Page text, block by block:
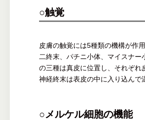
○触覚
皮膚の触覚には5種類の機構が作
二終末、パチニ小体、マイスナ
の三種は真皮に位置し、それぞ
神経終末は表皮の中に入り込んで
○メルケル細胞の機能